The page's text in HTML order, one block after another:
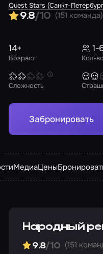
Quest Stars (Санкт-
9.8/10 (151 команда)
Возраст
14+
Кол-
1-
Сложность
Забронировать
МедиаЦены
Народный
9.8/10 (151